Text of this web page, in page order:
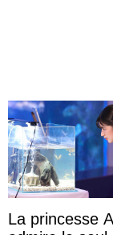
La princesse